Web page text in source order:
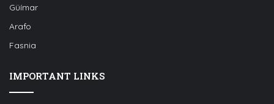
Güímar
Arafo
Fasnia
IMPORTANT LINKS